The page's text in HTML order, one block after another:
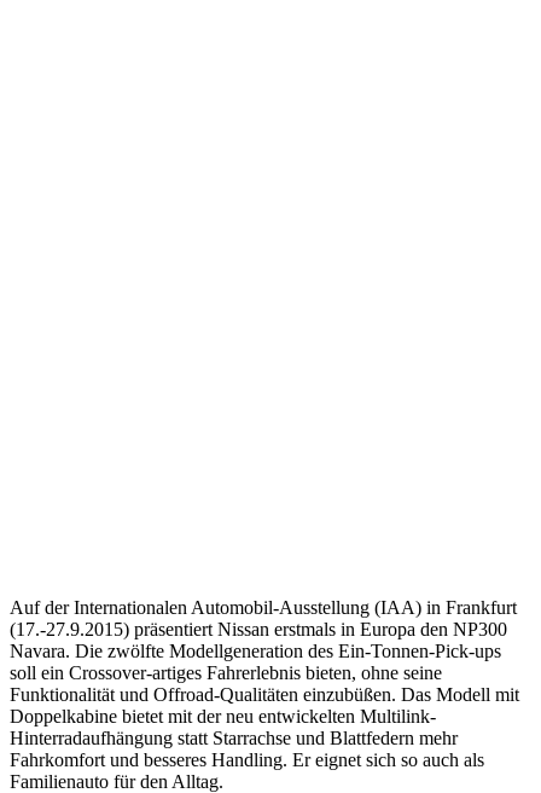
Auf der Internationalen Automobil-Ausstellung (IAA) in Frankfurt
(17.-27.9.2015) präsentiert Nissan erstmals in Europa den NP300
Navara. Die zwölfte Modellgeneration des Ein-Tonnen-Pick-ups
soll ein Crossover-artiges Fahrerlebnis bieten, ohne seine
Funktionalität und Offroad-Qualitäten einzubüßen. Das Modell mit
Doppelkabine bietet mit der neu entwickelten Multilink-
Hinterradaufhängung statt Starrachse und Blattfedern mehr
Fahrkomfort und besseres Handling. Er eignet sich so auch als
Familienauto für den Alltag.